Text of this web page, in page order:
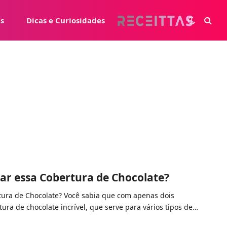
Dicas e Curiosidades
essa Cobertura de Chocolate?
de Chocolate? Você sabia que com apenas dois
de chocolate incrível, que serve para vários tipos de…